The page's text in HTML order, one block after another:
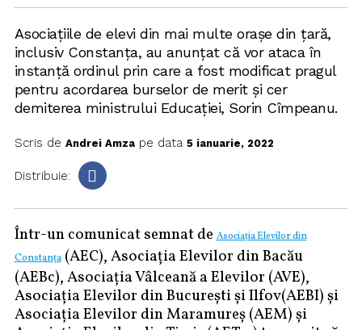
Asociațiile de elevi din mai multe orașe din țară,
inclusiv Constanța, au anunțat că vor ataca în
instanță ordinul prin care a fost modificat pragul
pentru acordarea burselor de merit și cer
demiterea ministrului Educației, Sorin Cîmpeanu.
Scris de Andrei Amzape data 5 ianuarie, 2022
Distribuie:
Într-un comunicat semnat deAsociația Elevilor din
Constanța(AEC), Asociația Elevilor din Bacău
(AEBc), Asociația Vâlceană a Elevilor (AVE),
Asociația Elevilor din București și Ilfov(AEBI) și
Asociația Elevilor din Maramureș (AEM) și